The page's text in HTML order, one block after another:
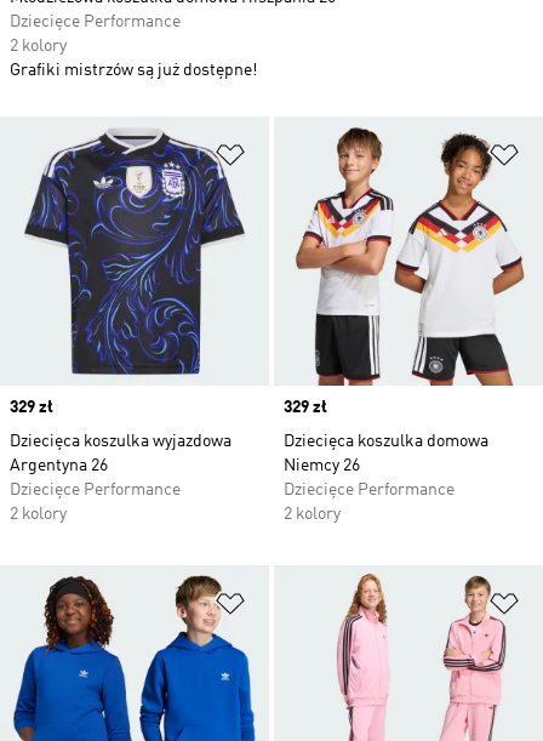
Dodaj do listy życzeń
Price
329 zł
Dziecięca koszulka wyjazdowa
Argentyna 26
Dziecięce Performance
2 kolory
Price
329 zł
Dziecięca koszulka domowa
Niemcy 26
Dziecięce Performance
2 kolory
Dodaj do listy życzeń
Dziecięce Performance
2 kolory
Grafiki mistrzów są już dostępne!